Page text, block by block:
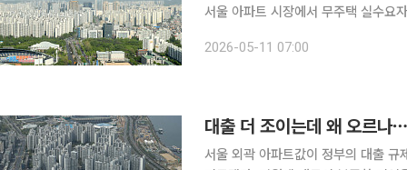
서울 아파트 시장에서 무주택 실수요
일 한국부동산원이 발표한 5월 첫째
2026-05-11 07:00
대출 더 조이는데 왜 오르나
서울 외곽 아파트값이 정부의 대출 규